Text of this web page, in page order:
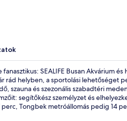
SEALIFE Busan Akvárium
rád helyben, a sportolási lehetőséget
szauna és szezonális szabadtéri
segítőkész személyzet és
Tongbek metróállomás pedig 14